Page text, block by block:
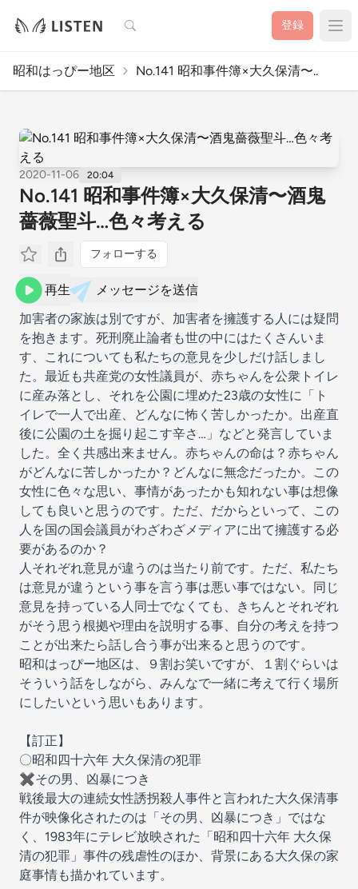
検索 登録
昭和はっぴー地区 No.141 昭和事件簿×大久保清〜..
2020-11-06 20:04
No.141 昭和事件簿×大久保清〜酒鬼
薔薇聖斗…色々考える
フォローする
再生
メッセージを送信
加害者の家族は別ですが、加害者を擁護する人には疑問
を抱きます。死刑廃止論者も世の中にはたくさんいま
す、これについても私たちの意見を少しだけ話しまし
た。最近も共産党の女性議員が、赤ちゃんを公衆トイレ
に産み落とし、それを公園に埋めた23歳の女性に「ト
イレで一人で出産、どんなに怖く苦しかったか。出産直
後に公園の土を掘り起こす辛さ…」などと発言していま
した。全く共感出来ません。赤ちゃんの命は？赤ちゃん
がどんなに苦しかったか？どんなに無念だったか。この
女性に色々な思い、事情があったかも知れない事は想像
しても良いと思うのです。ただ、だからといって、この
人を国の国会議員がわざわざメディアに出て擁護する必
要があるのか？
人それぞれ意見が違うのは当たり前です。ただ、私たち
は意見が違うという事を言う事は悪い事ではない。同じ
意見を持っている人同士でなくても、きちんとそれぞれ
がそう思う根拠や理由を説明する事、自分の考えを持つ
ことが出来たら話し合う事が出来ると思うのです。
昭和はっぴー地区は、９割お笑いですが、１割ぐらいは
そういう話をしながら、みんなで一緒に考えて行く場所
にしたいという思いもあります。
【訂正】
〇昭和四十六年 大久保清の犯罪
✖その男、凶暴につき
戦後最大の連続女性誘拐殺人事件と言われた大久保清事
件が映像化されたのは「その男、凶暴につき」ではな
く、1983年にテレビ放映された「昭和四十六年 大久保
清の犯罪」事件の残虐性のほか、背景にある大久保の家
庭事情も描かれています。